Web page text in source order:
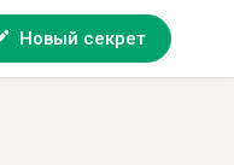
Новый секрет